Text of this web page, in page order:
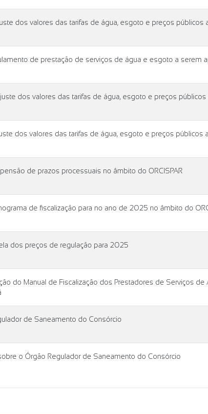
dos valores das tarifas de água, esgoto e preços públicos
de prestação de serviços de água e esgoto a serem
dos valores das tarifas de água, esgoto e preços
dos valores das tarifas de água, esgoto e preços públicos
de prazos processuais no âmbito do ORCISPAR
de fiscalização para no ano de 2025 no âmbito do
dos preços de regulação para 2025
do Manual de Fiscalização dos Prestadores de Serviços
de Saneamento do Consórcio
o Órgão Regulador de Saneamento do Consórcio